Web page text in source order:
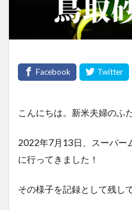
こんにちは。新米夫婦のふ
2022年7月13日、スーパー
に行ってきました！
その様子を記録として残し